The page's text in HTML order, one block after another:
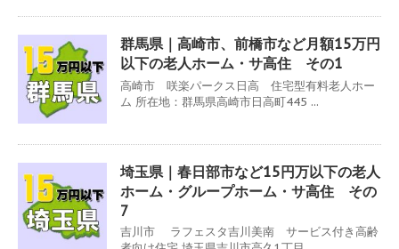
群馬県｜高崎市、前橋市など月額15万円
以下の老人ホーム・サ高住 その1
高崎市 咲楽パークス日高 住宅型有料老人ホー
ム 所在地：群馬県高崎市日高町445 ...
埼玉県｜春日部市など15円万以下の老人
ホーム・グループホーム・サ高住 その
7
吉川市 ラフェスタ吉川美南 サービス付き高齢